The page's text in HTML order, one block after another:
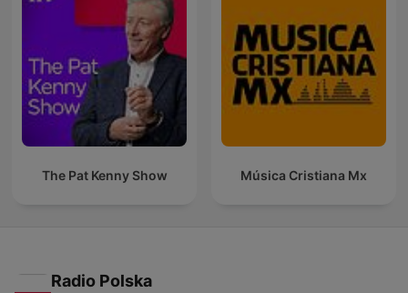
The Pat Kenny Show Música Cristiana Mx
Radio Polska